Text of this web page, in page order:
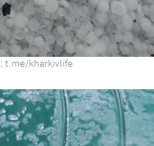
t.me/kharkivlife